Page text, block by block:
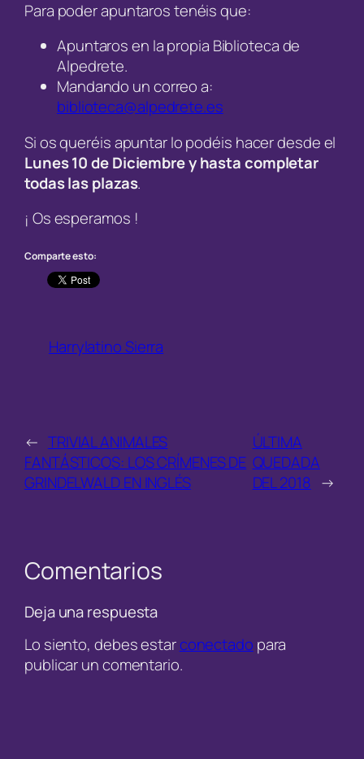
Para poder apuntaros tenéis que:
Apuntaros en la propia Biblioteca de
Alpedrete.
Mandando un correo a:
biblioteca@alpedrete.es
Si os queréis apuntar lo podéis hacer desde el
Lunes 10 de Diciembre y hasta completar
todas las plazas.
¡ Os esperamos !
Comparte esto:
Harrylatino Sierra
← TRIVIAL ANIMALES
FANTÁSTICOS: LOS CRÍMENES DE
GRINDELWALD EN INGLÉS
ÚLTIMA
QUEDADA
DEL 2018 →
Comentarios
Deja una respuesta
Lo siento, debes estarconectado para
publicar un comentario.